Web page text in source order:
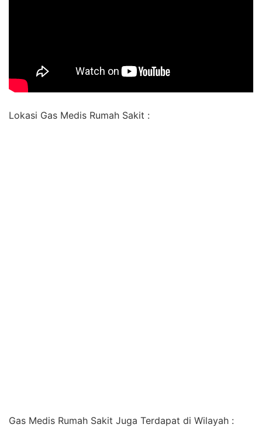
Lokasi Gas Medis Rumah Sakit :
Gas Medis Rumah Sakit Juga Terdapat di Wilayah :